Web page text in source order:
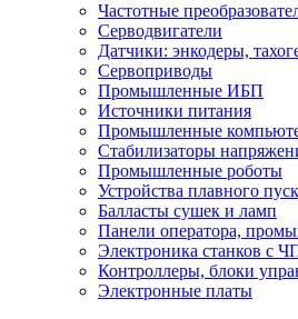
Частотные
Серводвигатели
Датчики: энкодеры,
Сервоприводы
Промышленные ИБП
Источники питания
Промышленные
Стабилизаторы
Промышленные роботы
Устройства плавного
Балласты сушек и ламп
Панели оператора,
Электроника станков с
Контроллеры, блоки
Электронные платы